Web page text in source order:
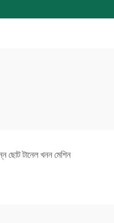
ছোট টানেল খনন মেশিন